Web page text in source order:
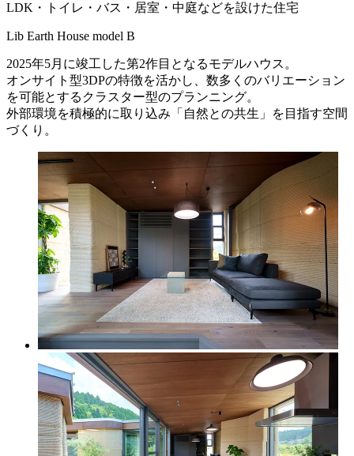
LDK・トイレ・バス・居室・中庭などを設けた住宅
Lib Earth House model B
2025年5月に竣工した第2作目となるモデルハウス。
オンサイト型3DPの特徴を活かし、数多くのバリエーション
を可能とするクラスター型のプランニング。
外部環境を積極的に取り込み「自然との共生」を目指す空間
づくり。